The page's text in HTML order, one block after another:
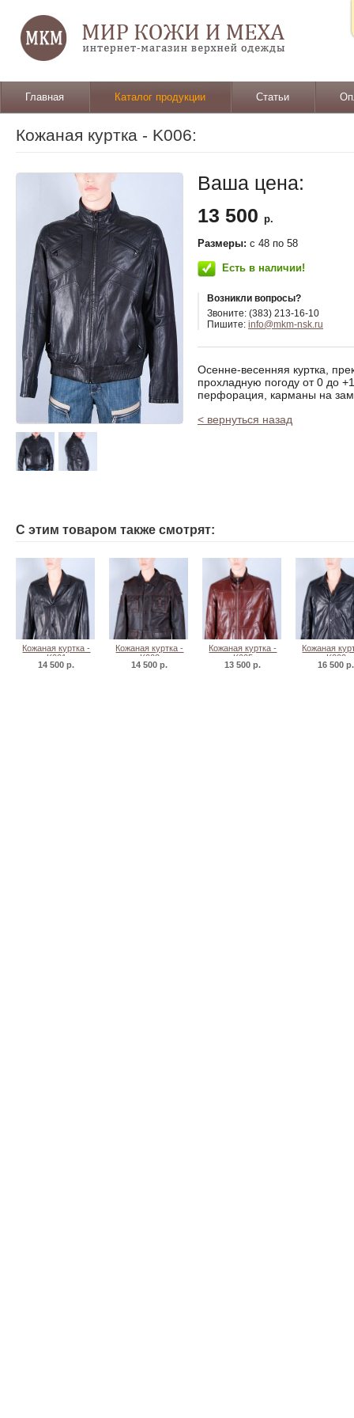
Главная Каталог продукции Статьи
Кожаная куртка - K006:
Ваша цена:
13 500 р.
Размеры: c 48 по 58
Есть в наличии!
Возникли вопросы?
Звоните: (383) 213-16-10
Пишите: info@mkm-nsk.ru
Осенне-весенняя куртка,
прохладную погоду от 0 до
перфорация, карманы на
< вернуться назад
С этим товаром также смотрят:
Кожаная куртка -
K001
14 500 р.
Кожаная куртка -
K003
14 500 р.
Кожаная куртка -
K005
13 500 р.
Кожаная
K002
16 500 р.